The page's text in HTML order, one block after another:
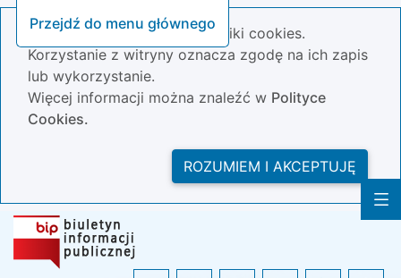
Przejdź do menu głównego
Nasza strona wykorzystuje pliki cookies.
Korzystanie z witryny oznacza zgodę na ich zapis
lub wykorzystanie.
Więcej informacji można znaleźć w Polityce
Cookies.
ROZUMIEM I AKCEPTUJĘ